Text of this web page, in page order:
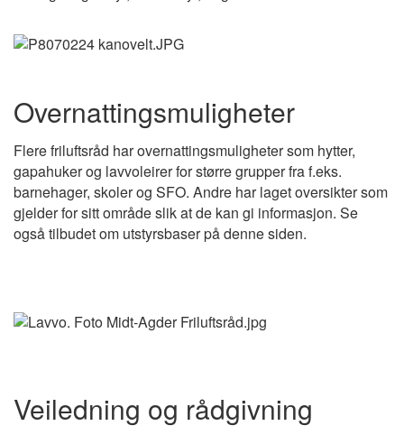
Overnattingsmuligheter
Flere friluftsråd har overnattingsmuligheter som hytter,
gapahuker og lavvoleirer for større grupper fra f.eks.
barnehager, skoler og SFO. Andre har laget oversikter som
gjelder for sitt område slik at de kan gi informasjon. Se
også tilbudet om utstyrsbaser på denne siden.
Veiledning og rådgivning